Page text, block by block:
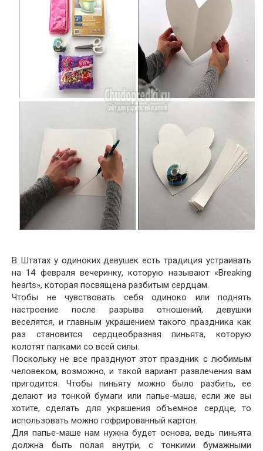
В Штатах у одиноких девушек есть традиция устраивать
на 14 февраля вечеринку, которую называют «Breaking
hearts», которая посвящена разбитым сердцам.
Чтобы не чувствовать себя одиноко или поднять
настроение после разрыва отношений, девушки
веселятся, и главным украшением такого праздника как
раз становится сердцеобразная пиньята, которую
колотят палками со всей силы.
Поскольку не все празднуют этот праздник с любимым
человеком, возможно, и такой вариант развлечения вам
пригодится. Чтобы пиньяту можно было разбить, ее
делают из тонкой бумаги или папье-маше, если же вы
хотите, сделать для украшения объемное сердце, то
использовать можно гофрированный картон.
Для папье-маше нам нужна будет основа, ведь пиньята
должна быть полая внутри, с тонкими бумажными